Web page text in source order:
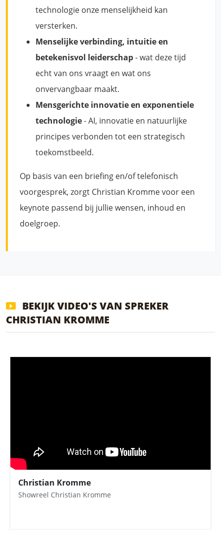
technologie onze menselijkheid kan
versterken.
Menselijke verbinding, intuitie en
betekenisvol leiderschap- wat deze tijd
echt van ons vraagt en wat ons
onvervangbaar maakt.
Mensgerichte innovatie en exponentiele
technologie- AI, innovatie en natuurlijke
principes verbonden tot een strategisch
toekomstbeeld.
Op basis van een briefing en/of telefonisch
voorgesprek, zorgt Christian Kromme voor een
keynote passend bij jullie wensen, inhoud en
doelgroep.
BEKIJK VIDEO'S VAN SPREKER
CHRISTIAN KROMME
Christian Kromme
Showreel Christian Kromme